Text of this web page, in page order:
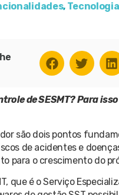
,
de SESMT? Para
são dois pontos
de acidentes e
para o crescimento do
que é o Serviço